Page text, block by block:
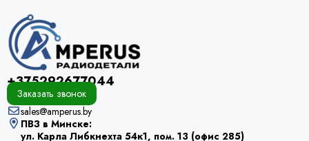
+375292677044
Заказать звонок
sales@amperus.by
ПВЗ в Минске:
ул. Карла Либкнехта 54к1, пом. 13 (офис 285)